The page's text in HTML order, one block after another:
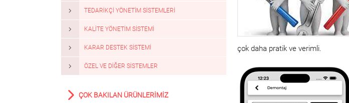
çok daha pratik ve verimli.
TEDARIKÇI YÖNETIM SISTEMLERI
KALITE YÖNETIM SISTEMI
KARAR DESTEK SISTEMI
ÖZEL VE DIĞER SISTEMLER
ÇOK BAKILAN ÜRÜNLERİMİZ